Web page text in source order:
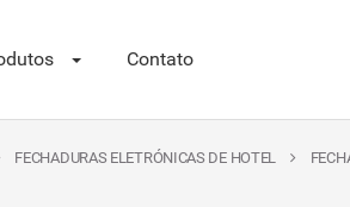
Contato
FECHADURAS ELETRÓNICAS DE HOTEL